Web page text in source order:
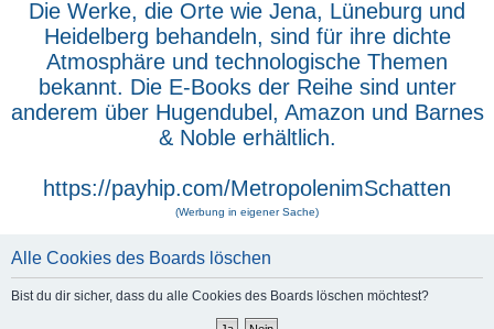
Die Werke, die Orte wie Jena, Lüneburg und
Heidelberg behandeln, sind für ihre dichte
Atmosphäre und technologische Themen
bekannt. Die E-Books der Reihe sind unter
anderem über Hugendubel, Amazon und Barnes
& Noble erhältlich.
https://payhip.com/MetropolenimSchatten
(Werbung in eigener Sache)
Alle Cookies des Boards löschen
Bist du dir sicher, dass du alle Cookies des Boards löschen möchtest?